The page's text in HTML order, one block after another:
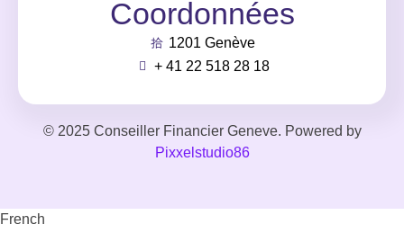
Coordonnées
1201 Genève
+ 41 22 518 28 18
© 2025 Conseiller Financier Geneve. Powered by
Pixxelstudio86
French